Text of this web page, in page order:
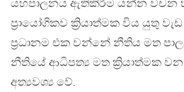
යහපාලනය ඇතිකිරීම යන්න වචන
ප්‍රායෝගිකව ක්‍රියාත්මක විය යුතු
ප්‍රධානම එක වන්නේ නීතිය මත
නීතියේ ආධිපත්‍ය මත ක්‍රියාත්මක
අත්‍යවශ්‍ය වේ.